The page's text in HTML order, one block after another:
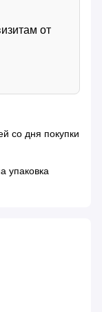
от
со дня покупки
упаковка